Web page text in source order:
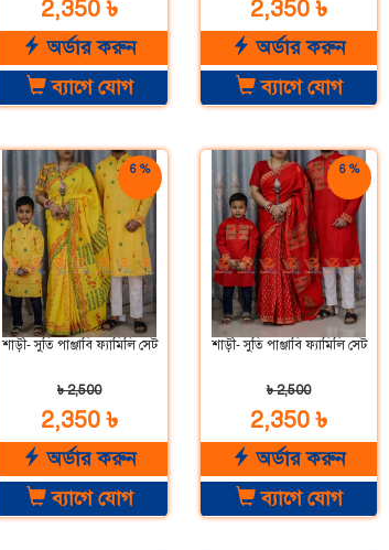
2,350 ৳
অর্ডার করুন
ব্যাগে যোগ
2,350 ৳
অর্ডার করুন
ব্যাগে যোগ
6 %
শাড়ী- সুতি পাঞ্জাবি ফ্যামিলি সেট
৳ 2,500
2,350 ৳
অর্ডার করুন
ব্যাগে যোগ
6 %
শাড়ী- সুতি পাঞ্জাবি ফ্যামিলি সেট
৳ 2,500
2,350 ৳
অর্ডার করুন
ব্যাগে যোগ